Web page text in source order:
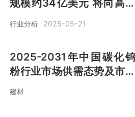
规模约34亿美元 将向高性
能化、功能化等方向发展
[图]
行业分析 2025-05-21
2025-2031年中国碳化钨
粉行业市场供需态势及市场
前景评估报告
建材